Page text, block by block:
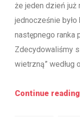
że jeden dzień już
jednocześnie
następnego ranka
Zdecydowaliśmy
wietrzną” według
Continue